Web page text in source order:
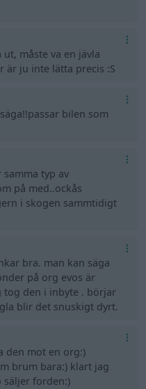
måste va en jävla
är ju inte lätta precis :S
bilen som
samma typ av
på med..ockås
i skogen sammtidigt
bra. man kan säga
på org evos är
den i inbyte . börjar
blir det snuskigt dyrt.
den mot en org:)
brum bara:) klart jag
säljer forden:)